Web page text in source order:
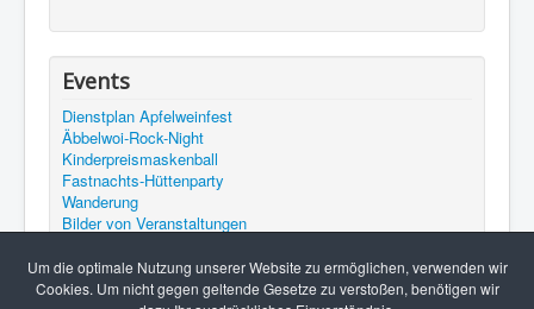
Events
Dienstplan Apfelweinfest
Äbbelwoi-Rock-Night
Kinderpreismaskenball
Fastnachts-Hüttenparty
Wanderung
Bilder von Veranstaltungen
Termine
Unser YouTube Channel
Um die optimale Nutzung unserer Website zu ermöglichen, verwenden wir
Cookies. Um nicht gegen geltende Gesetze zu verstoßen, benötigen wir